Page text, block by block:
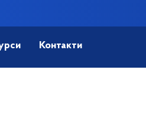
Контакти